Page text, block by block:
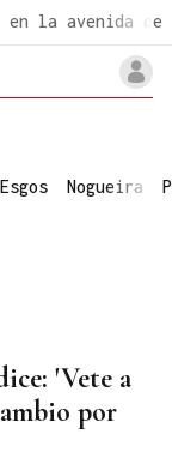
en la avenida de
Esgos Nogueira
'Vete a
por